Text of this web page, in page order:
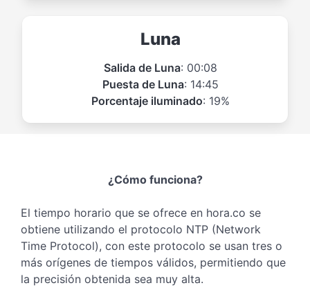
Luna
Salida de Luna: 00:08
Puesta de Luna: 14:45
Porcentaje iluminado: 19%
¿Cómo funciona?
El tiempo horario que se ofrece en hora.co se
obtiene utilizando el protocolo NTP (Network
Time Protocol), con este protocolo se usan tres o
más orígenes de tiempos válidos, permitiendo que
la precisión obtenida sea muy alta.